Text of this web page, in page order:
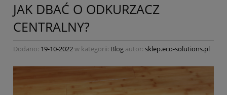
JAK DBAĆ O ODKURZACZ
CENTRALNY?
Dodano: 19-10-2022w kategorii: Blog autor: sklep.eco-solutions.pl